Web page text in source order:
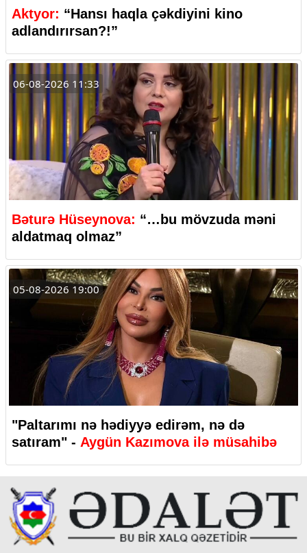
Aktyor: “Hansı haqla çəkdiyini kino
adlandırırsan?!”
06-08-2026 11:33
Bəturə Hüseynova: “…bu mövzuda məni
aldatmaq olmaz”
05-08-2026 19:00
"Paltarımı nə hədiyyə edirəm, nə də
satıram" - Aygün Kazımova ilə müsahibə